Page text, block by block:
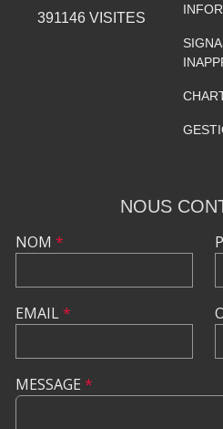
391146VISITES
NOUS
NOM *
EMAIL*
MESSAGE *